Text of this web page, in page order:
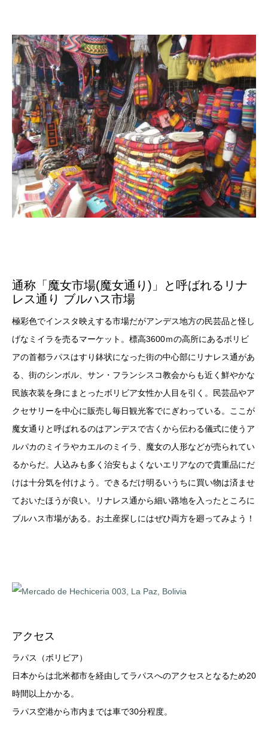
通称「魔女市場(魔女通り)」と呼ばれるリナ
レス通り ブルハス市場
極彩色でインスタ映えする市場だがアンデス地方の民芸品と怪し
げなミイラを売るマーケット。標高3600ｍの高所にあるボリビ
アの首都ラパスはすり鉢状になった街の中心部にリナレス通があ
る、街のシンボル、サン・フランシスコ教会からも近く鮮やかな
民族衣装を身にまとったボリビア女性か人目を引く。民芸品やア
クセサリーを中心に販売し毎日観光客でにぎわっている。ここが
魔女通りと呼ばれるのはアンデスで古くから伝わる儀式に使うア
ルパカのミイラやカエルのミイラ、魔女の人形などが売られてい
るからだ。人込みも多く治安もよくないエリアなので貴重品にだ
けは十分気を付けよう。できるだけ明るいうちに買い物は済ませ
ておいたほうが良い。リナレス通から細い路地を入ったところに
ブルハス市場がある。お土産探しにはぜひ両方を廻ってみよう！
アクセス
ラパス（ボリビア）
日本からは北米都市を経由してラパスへのアクセスとなるため20
時間以上かかる。
ラパス空港から市内までは車で30分程度。